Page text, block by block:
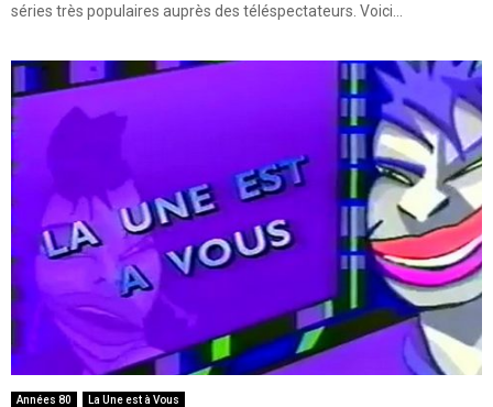
séries très populaires auprès des téléspectateurs. Voici...
Années 80 La Une est à Vous